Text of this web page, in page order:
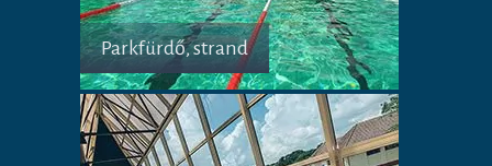
Parkfürdő, strand